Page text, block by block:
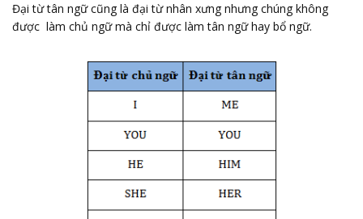
Đại từ tân ngữ cũng là đại từ nhân xưng nhưng chúng không
được làm chủ ngữ mà chỉ được làm tân ngữ hay bổ ngữ.